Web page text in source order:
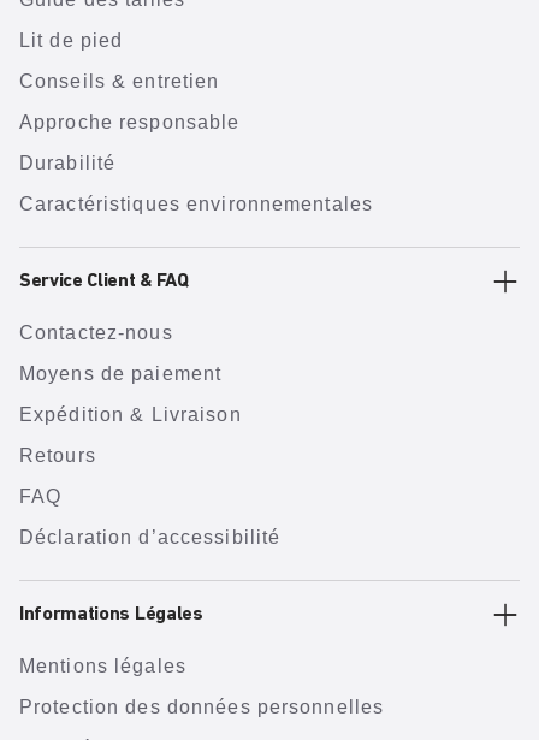
Lit de pied
Conseils & entretien
Approche responsable
Durabilité
Caractéristiques environnementales
Service Client & FAQ
Contactez-nous
Moyens de paiement
Expédition & Livraison
Retours
FAQ
Déclaration d’accessibilité
Informations Légales
Mentions légales
Protection des données personnelles